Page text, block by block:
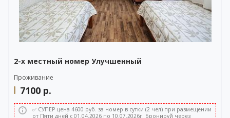
2-х местный номер Улучшенный
Проживание
7100 р.
✅ СУПЕР цена 4600 руб. за номер в сутки (2 чел) при размещении
от Пяти дней с 01.04.2026 по 10.07.2026г. Бронируй через